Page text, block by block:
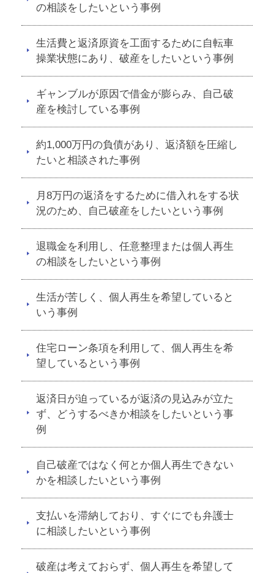
の相談をしたいという事例
生活費と返済原資を工面するために自転車
操業状態にあり、破産をしたいという事例
ギャンブルが原因で借金が膨らみ、自己破
産を検討している事例
約1,000万円の負債があり、返済額を圧縮し
たいと相談された事例
月8万円の返済をするために借入れをする状
況のため、自己破産をしたいという事例
退職金を利用し、任意整理または個人再生
の相談をしたいという事例
生活が苦しく、個人再生を希望していると
いう事例
住宅ローン条項を利用して、個人再生を希
望しているという事例
返済日が迫っているが返済の見込みが立た
ず、どうするべきか相談をしたいという事
例
自己破産ではなく何とか個人再生できない
かを相談したいという事例
支払いを滞納しており、すぐにでも弁護士
に相談したいという事例
破産は考えておらず、個人再生を希望して